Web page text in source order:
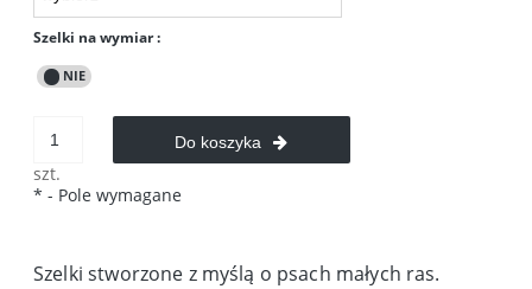
Szelki na wymiar :
szt.
Do koszyka
* - Pole wymagane
Szelki stworzone z myślą o psach małych ras.